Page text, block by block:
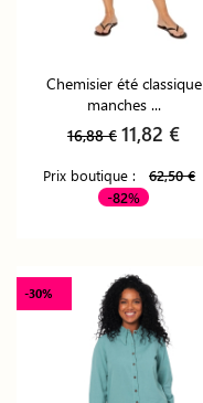
Chemisier été classique
manches ...
16,88 € 11,82 €
Prix boutique :
62,50 €
-82%
-30%